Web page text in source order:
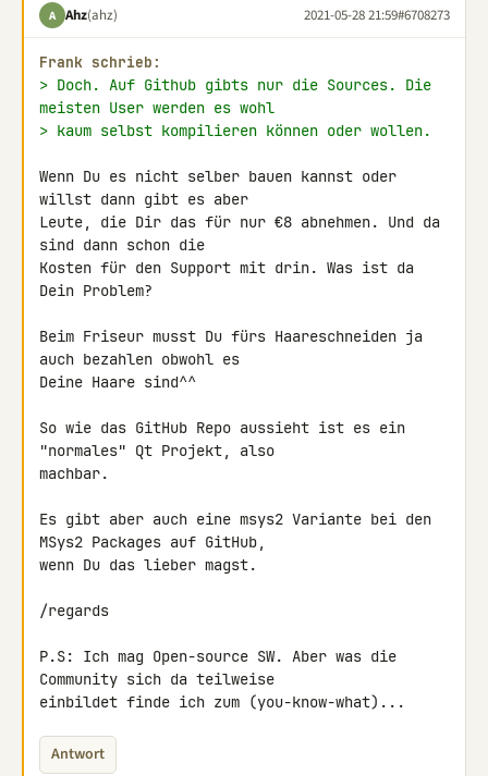
A Ahz(ahz) 2021-05-28 21:59#6708273
Frank schrieb:
> Doch. Auf Github gibts nur die Sources. Die
meisten User werden es wohl
> kaum selbst kompilieren können oder wollen.
Wenn Du es nicht selber bauen kannst oder
willst dann gibt es aber
Leute, die Dir das für nur €8 abnehmen. Und da
sind dann schon die
Kosten für den Support mit drin. Was ist da
Dein Problem?
Beim Friseur musst Du fürs Haareschneiden ja
auch bezahlen obwohl es
Deine Haare sind^^
So wie das GitHub Repo aussieht ist es ein
"normales" Qt Projekt, also
machbar.
Es gibt aber auch eine msys2 Variante bei den
MSys2 Packages auf GitHub,
wenn Du das lieber magst.
/regards
P.S: Ich mag Open-source SW. Aber was die
Community sich da teilweise
einbildet finde ich zum (you-know-what)...
Antwort